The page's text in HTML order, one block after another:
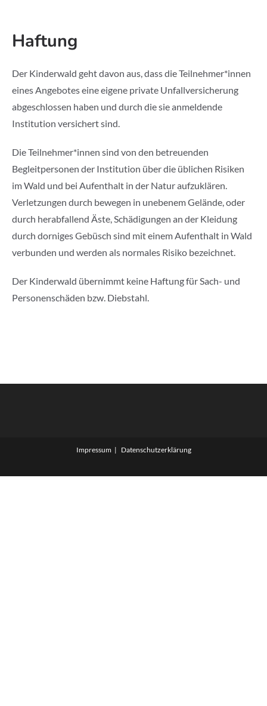
Haftung
Der Kinderwald geht davon aus, dass die Teilnehmer*innen
eines Angebotes eine eigene private Unfallversicherung
abgeschlossen haben und durch die sie anmeldende
Institution versichert sind.
Die Teilnehmer*innen sind von den betreuenden
Begleitpersonen der Institution über die üblichen Risiken
im Wald und bei Aufenthalt in der Natur aufzuklären.
Verletzungen durch bewegen in unebenem Gelände, oder
durch herabfallend Äste, Schädigungen an der Kleidung
durch dorniges Gebüsch sind mit einem Aufenthalt in Wald
verbunden und werden als normales Risiko bezeichnet.
Der Kinderwald übernimmt keine Haftung für Sach- und
Personenschäden bzw. Diebstahl.
Impressum Datenschutzerklärung